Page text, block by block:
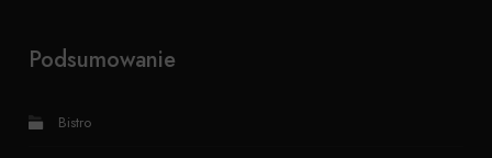
Podsumowanie
Bistro